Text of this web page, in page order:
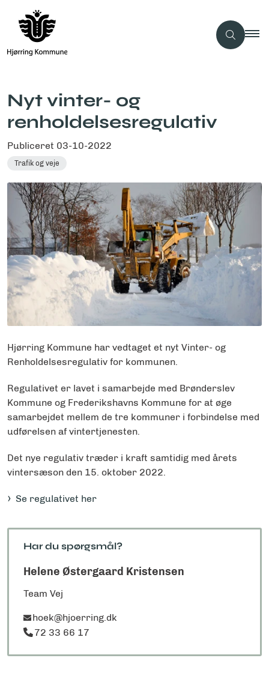
Nyt vinter- og
renholdelsesregulativ
Publiceret 03-10-2022
Trafik og veje
Hjørring Kommune har vedtaget et nyt Vinter- og
Renholdelsesregulativ for kommunen.
Regulativet er lavet i samarbejde med Brønderslev
Kommune og Frederikshavns Kommune for at øge
samarbejdet mellem de tre kommuner i forbindelse med
udførelsen af vintertjenesten.
Det nye regulativ træder i kraft samtidig med årets
vintersæson den 15. oktober 2022.
Se regulativet her
Har du spørgsmål?
Helene Østergaard Kristensen
Team Vej
hoek@hjoerring.dk
72 33 66 17